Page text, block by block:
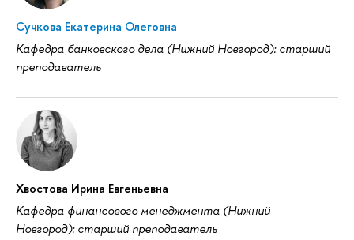
Сучкова Екатерина Олеговна
Кафедра банковского дела (Нижний Новгород): старший
преподаватель
Хвостова Ирина Евгеньевна
Кафедра финансового менеджмента (Нижний
Новгород): старший преподаватель